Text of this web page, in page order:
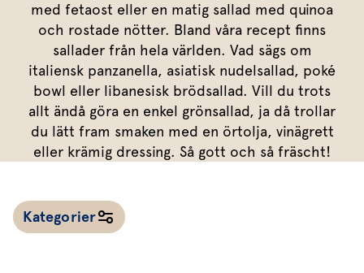
Örtolja
Örtsalt & rub
Citronmeliss
Allt om sallat
Vårt sortiment
Våra färska örter
Vår sallat & gröna blad
Dressingen gör salladen
med fetaost eller en matig sallad med quinoa
och rostade nötter. Bland våra recept finns
sallader från hela världen. Vad sägs om
italiensk panzanella, asiatisk nudelsallad, poké
bowl eller libanesisk brödsallad. Vill du trots
allt ändå göra en enkel grönsallad, ja då trollar
du lätt fram smaken med en örtolja, vinägrett
eller krämig dressing. Så gott och så fräscht!
Kategorier